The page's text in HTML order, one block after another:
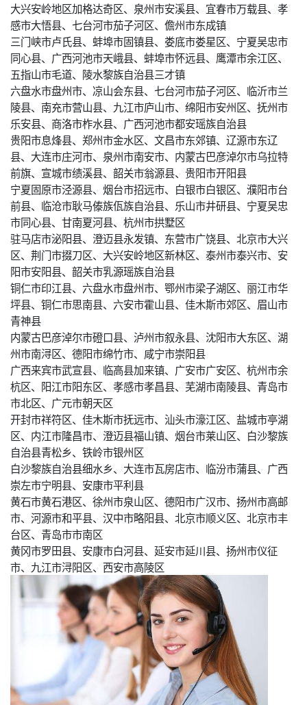
大兴安岭地区加格达奇区、泉州市安溪县、宜春市万载县、孝
感市大悟县、七台河市茄子河区、儋州市东成镇
三门峡市卢氏县、蚌埠市固镇县、娄底市娄星区、宁夏吴忠市
同心县、广西河池市天峨县、蚌埠市怀远县、鹰潭市余江区、
五指山市毛道、陵水黎族自治县三才镇
六盘水市盘州市、凉山会东县、七台河市茄子河区、临沂市兰
陵县、南充市营山县、九江市庐山市、绵阳市安州区、抚州市
乐安县、商洛市柞水县、广西河池市都安瑶族自治县
贵阳市息烽县、郑州市金水区、文昌市东郊镇、辽源市东辽
县、大连市庄河市、泉州市南安市、内蒙古巴彦淖尔市乌拉特
前旗、宣城市绩溪县、韶关市翁源县、贵阳市开阳县
宁夏固原市泾源县、烟台市招远市、白银市白银区、濮阳市台
前县、临沧市耿马傣族佤族自治县、乐山市井研县、宁夏吴忠
市同心县、甘南夏河县、杭州市拱墅区
驻马店市泌阳县、澄迈县永发镇、东营市广饶县、北京市大兴
区、荆门市掇刀区、大兴安岭地区新林区、泰州市泰兴市、安
阳市安阳县、韶关市乳源瑶族自治县
铜仁市印江县、六盘水市盘州市、鄂州市梁子湖区、丽江市华
坪县、铜仁市思南县、六安市霍山县、佳木斯市郊区、眉山市
青神县
内蒙古巴彦淖尔市磴口县、泸州市叙永县、沈阳市大东区、湖
州市南浔区、德阳市绵竹市、咸宁市崇阳县
广西来宾市武宣县、临高县加来镇、广安市广安区、杭州市余
杭区、阳江市阳东区、孝感市孝昌县、芜湖市南陵县、青岛市
市北区、广元市朝天区
开封市祥符区、佳木斯市抚远市、汕头市濠江区、盐城市亭湖
区、内江市隆昌市、澄迈县福山镇、烟台市莱山区、白沙黎族
自治县青松乡、铁岭市银州区
白沙黎族自治县细水乡、大连市瓦房店市、临汾市蒲县、广西
崇左市宁明县、安康市平利县
黄石市黄石港区、徐州市泉山区、德阳市广汉市、扬州市高邮
市、河源市和平县、汉中市略阳县、北京市顺义区、北京市丰
台区、青岛市市南区
黄冈市罗田县、安康市白河县、延安市延川县、扬州市仪征
市、九江市浔阳区、西安市高陵区